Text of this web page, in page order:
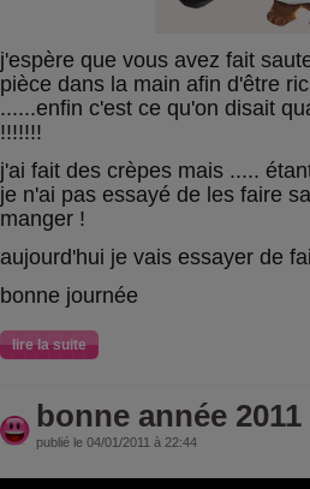
j'espère que vous avez fait
pièce dans la main afin d'être
......enfin c'est ce qu'on disait
!!!!!!!
j'ai fait des crèpes mais .....
je n'ai pas essayé de les faire
manger !
aujourd'hui je vais essayer de
bonne journée
lire la suite
bonne année 2011
publié le 04/01/2011 à 22:44